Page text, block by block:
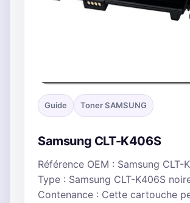
Guide Toner SAMSUNG
Samsung CLT-K406S
Référence OEM : Samsung CLT-
Type : Samsung CLT-K406S
Contenance : Cette cartouche